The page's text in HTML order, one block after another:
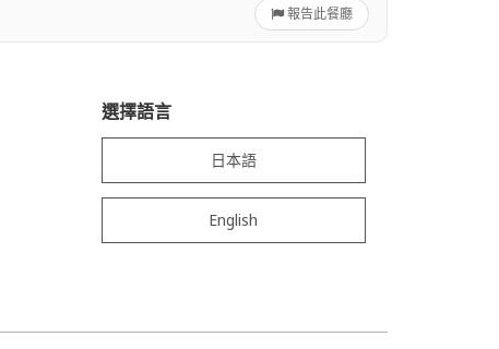
報告此餐廳
選擇語言
日本語
English